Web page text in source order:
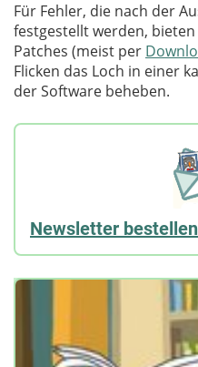
Für Fehler, die nach der
festgestellt werden,
Patches (meist per
Flicken das Loch in einer
der Software beheben.
Newsletter